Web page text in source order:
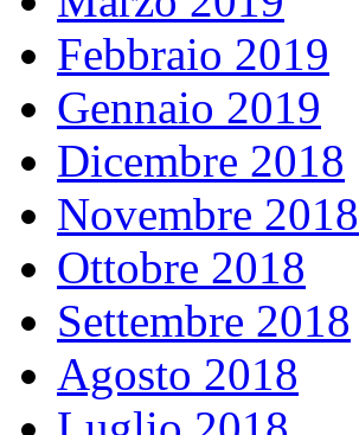
Febbraio 2019
Gennaio 2019
Dicembre 2018
Novembre 2018
Ottobre 2018
Settembre 2018
Agosto 2018